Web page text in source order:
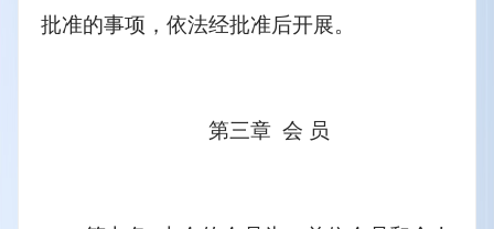
批准的事项，依法经批准后开展。
第三章  会 员